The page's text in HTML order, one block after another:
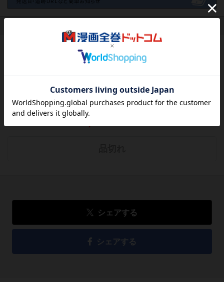
この作品にはまだレビューがありません。 今後読まれる
方のために感想を共有してもらえませんか？
レビューを書く
5,280
シェアする
シェアする